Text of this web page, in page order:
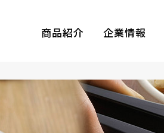
商品紹介 企業情報